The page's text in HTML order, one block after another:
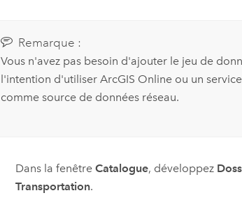
Remarque :
Vous n'avez pas besoin d'ajouter le jeu de
l'intention d'utiliser ArcGIS Onlineou un
comme source de données réseau.
Dans la fenêtreCatalogue, développez
Transportation.